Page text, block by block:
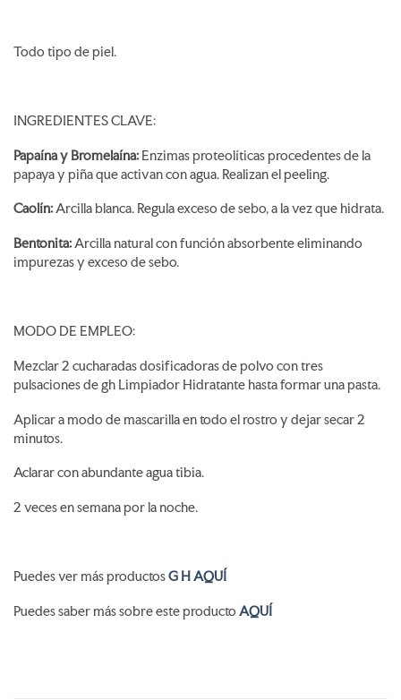
Todo tipo de piel.
INGREDIENTES CLAVE:
Papaína y Bromelaína:Enzimas proteolíticas procedentes de la
papaya y piña que activan con agua. Realizan el peeling.
Caolín:Arcilla blanca. Regula exceso de sebo, a la vez que hidrata.
Bentonita:Arcilla natural con función absorbente eliminando
impurezas y exceso de sebo.
MODO DE EMPLEO:
Mezclar 2 cucharadas dosificadoras de polvo con tres
pulsaciones de gh Limpiador Hidratante hasta formar una pasta.
Aplicar a modo de mascarilla en todo el rostro y dejar secar 2
minutos.
Aclarar con abundante agua tibia.
2 veces en semana por la noche.
Puedes ver más productosG H AQUÍ
Puedes saber más sobre este producto AQUÍ